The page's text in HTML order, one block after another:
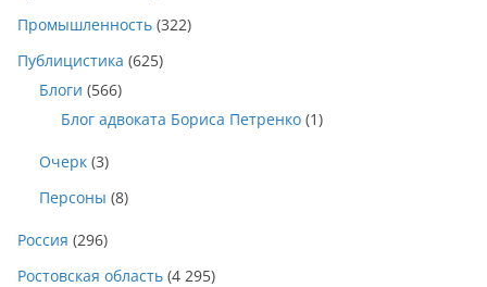
Промышленность (322)
Публицистика (625)
Блоги (566)
Блог адвоката Бориса Петренко (1)
Очерк (3)
Персоны (8)
Россия (296)
Ростовская область (4 295)